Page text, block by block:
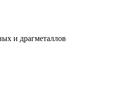
и драгметаллов